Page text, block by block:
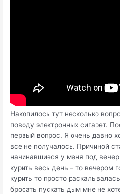
Накопилось тут несколько
поводу электронных сигарет.
первый вопрос. Я очень давно
все не получалось. Причиной
начинавшиеся у меня под
курить весь день – то вечером
курить то просто
бросать пускать дым мне не